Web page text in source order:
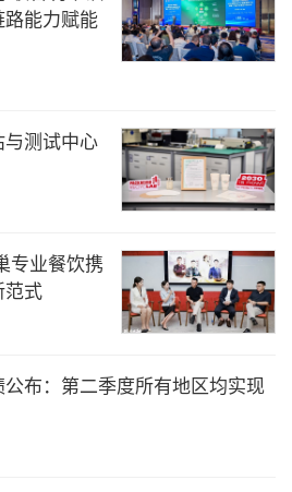
能力赋能
测试中心
专业餐饮携
范式
布：第二季度所有地区均实现